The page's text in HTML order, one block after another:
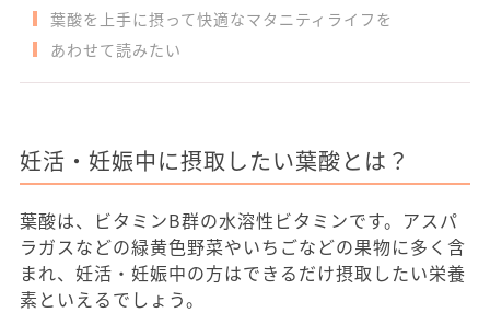
葉酸を上手に摂って快適なマタニティライフを
あわせて読みたい
妊活・妊娠中に摂取したい葉酸とは？
葉酸は、ビタミンB群の水溶性ビタミンです。アスパ
ラガスなどの緑黄色野菜やいちごなどの果物に多く含
まれ、妊活・妊娠中の方はできるだけ摂取したい栄養
素といえるでしょう。